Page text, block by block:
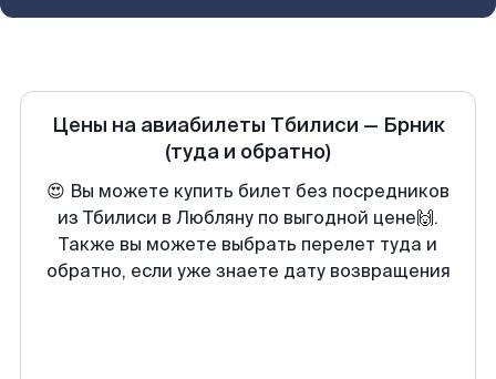
Цены на авиабилеты Тбилиси — Брник
(туда и обратно)
😍 Вы можете купить билет без посредников
из Тбилиси в Любляну по выгодной цене🙌.
Также вы можете выбрать перелет туда и
обратно, если уже знаете дату возвращения